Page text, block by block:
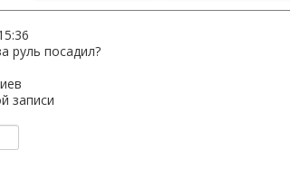
руль посадил?
записи